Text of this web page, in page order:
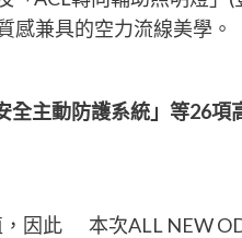
感兼具的空力流線美學。
全主動防護系統」等26項
因此 本次ALL NEW